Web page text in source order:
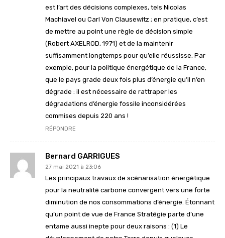
est l’art des décisions complexes, tels Nicolas
Machiavel ou Carl Von Clausewitz ; en pratique, c’est
de mettre au point une règle de décision simple
(Robert AXELROD, 1971) et de la maintenir
suffisamment longtemps pour qu’elle réussisse. Par
exemple, pour la politique énergétique de la France,
que le pays grade deux fois plus d’énergie qu’il n’en
dégrade : il est nécessaire de rattraper les
dégradations d’énergie fossile inconsidérées
commises depuis 220 ans !
RÉPONDRE
Bernard GARRIGUES
27 mai 2021 à 23:06
Les principaux travaux de scénarisation énergétique
pour la neutralité carbone convergent vers une forte
diminution de nos consommations d’énergie. Étonnant
qu’un point de vue de France Stratégie parte d’une
entame aussi inepte pour deux raisons : (1) Le